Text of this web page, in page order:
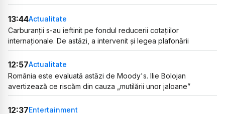
13:44Actualitate
Carburanții s-au ieftinit pe fondul reducerii cotațiilor
internaționale. De astăzi, a intervenit și legea plafonării
12:57Actualitate
România este evaluată astăzi de Moody's. Ilie Bolojan
avertizează ce riscăm din cauza „mutilării unor jaloane”
12:37Entertainment